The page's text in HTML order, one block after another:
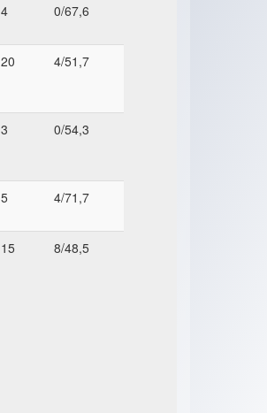
4 0/67,6
20 4/51,7
3 0/54,3
5 4/71,7
15 8/48,5